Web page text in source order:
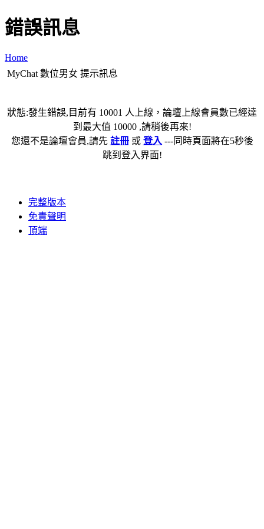
錯誤訊息
Home
MyChat 數位男女 提示訊息
狀態:發生錯誤,目前有 10001 人上線，論壇上線會員數已經達
到最大值 10000 ,請稍後再來!
您還不是論壇會員,請先 註冊或 登入 ---同時頁面將在5秒後
跳到登入界面!
完整版本
免責聲明
頂端